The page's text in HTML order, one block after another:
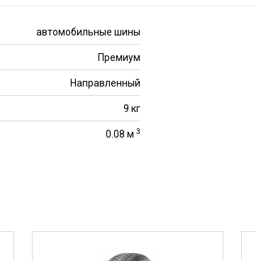
автомобильные шины
Премиум
Направленный
9 кг
0.08 м 3